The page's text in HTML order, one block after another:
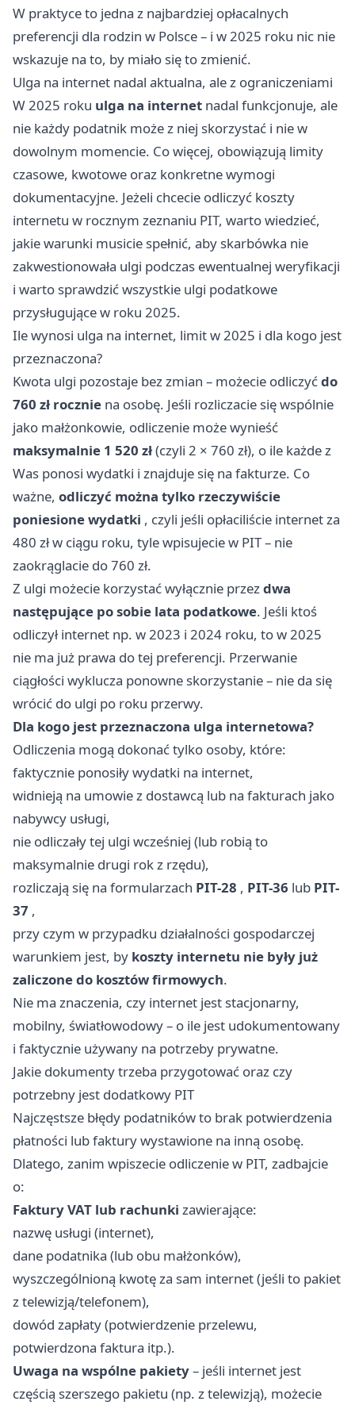
W praktyce to jedna z najbardziej opłacalnych
preferencji dla rodzin w Polsce – i w 2025 roku nic nie
wskazuje na to, by miało się to zmienić.
Ulga na internet nadal aktualna, ale z ograniczeniami
W 2025 roku ulga na internet nadal funkcjonuje, ale
nie każdy podatnik może z niej skorzystać i nie w
dowolnym momencie. Co więcej, obowiązują limity
czasowe, kwotowe oraz konkretne wymogi
dokumentacyjne. Jeżeli chcecie odliczyć koszty
internetu w rocznym zeznaniu PIT, warto wiedzieć,
jakie warunki musicie spełnić, aby skarbówka nie
zakwestionowała ulgi podczas ewentualnej weryfikacji
i warto sprawdzić wszystkie ulgi podatkowe
przysługujące w roku 2025.
Ile wynosi ulga na internet, limit w 2025 i dla kogo jest
przeznaczona?
Kwota ulgi pozostaje bez zmian – możecie odliczyćdo
760 zł rocznie na osobę. Jeśli rozliczacie się wspólnie
jako małżonkowie, odliczenie może wynieść
maksymalnie 1 520 zł(czyli 2 × 760 zł), o ile każde z
Was ponosi wydatki i znajduje się na fakturze. Co
ważne, odliczyć można tylko rzeczywiście
poniesione wydatki , czyli jeśli opłaciliście internet za
480 zł w ciągu roku, tyle wpisujecie w PIT – nie
zaokrąglacie do 760 zł.
Z ulgi możecie korzystać wyłącznie przezdwa
następujące po sobie lata podatkowe. Jeśli ktoś
odliczył internet np. w 2023 i 2024 roku, to w 2025
nie ma już prawa do tej preferencji. Przerwanie
ciągłości wyklucza ponowne skorzystanie – nie da się
wrócić do ulgi po roku przerwy.
Dla kogo jest przeznaczona ulga internetowa?
Odliczenia mogą dokonać tylko osoby, które:
faktycznie ponosiły wydatki na internet,
widnieją na umowie z dostawcą lub na fakturach jako
nabywcy usługi,
nie odliczały tej ulgi wcześniej (lub robią to
maksymalnie drugi rok z rzędu),
rozliczają się na formularzach PIT-28 , PIT-36 lub PIT-
37 ,
przy czym w przypadku działalności gospodarczej
warunkiem jest, by koszty internetu nie były już
zaliczone do kosztów firmowych.
Nie ma znaczenia, czy internet jest stacjonarny,
mobilny, światłowodowy – o ile jest udokumentowany
i faktycznie używany na potrzeby prywatne.
Jakie dokumenty trzeba przygotować oraz czy
potrzebny jest dodatkowy PIT
Najczęstsze błędy podatników to brak potwierdzenia
płatności lub faktury wystawione na inną osobę.
Dlatego, zanim wpiszecie odliczenie w PIT, zadbajcie
o:
Faktury VAT lub rachunki zawierające:
nazwę usługi (internet),
dane podatnika (lub obu małżonków),
wyszczególnioną kwotę za sam internet (jeśli to pakiet
z telewizją/telefonem),
dowód zapłaty (potwierdzenie przelewu,
potwierdzona faktura itp.).
Uwaga na wspólne pakiety– jeśli internet jest
częścią szerszego pakietu (np. z telewizją), możecie